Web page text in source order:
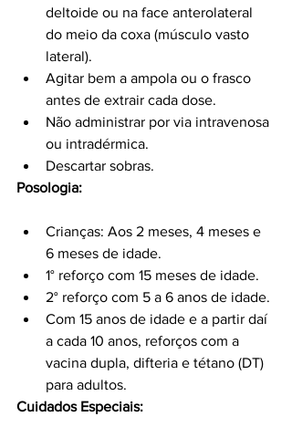
deltoide ou na face anterolateral
do meio da coxa (músculo vasto
lateral).
Agitar bem a ampola ou o frasco
antes de extrair cada dose.
Não administrar por via intravenosa
ou intradérmica.
Descartar sobras.
Posologia:
Crianças: Aos 2 meses, 4 meses e
6 meses de idade.
1° reforço com 15 meses de idade.
2° reforço com 5 a 6 anos de idade.
Com 15 anos de idade e a partir daí
a cada 10 anos, reforços com a
vacina dupla, difteria e tétano (DT)
para adultos.
Cuidados Especiais: